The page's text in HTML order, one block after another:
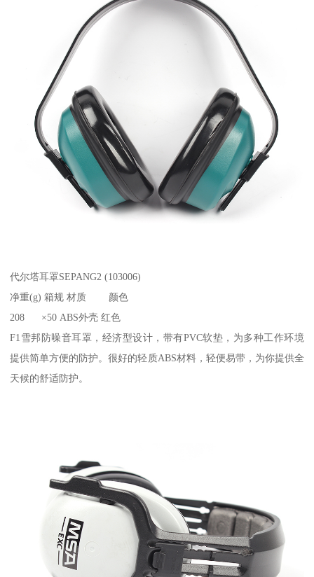
代尔塔耳罩SEPANG2 (103006)
净重(g) 箱规 材质 颜色
208 ×50 ABS外壳 红色
F1雪邦防噪音耳罩，经济型设计，带有PVC软垫，为多种工作环境
提供简单方便的防护。很好的轻质ABS材料，轻便易带，为你提供全
天候的舒适防护。